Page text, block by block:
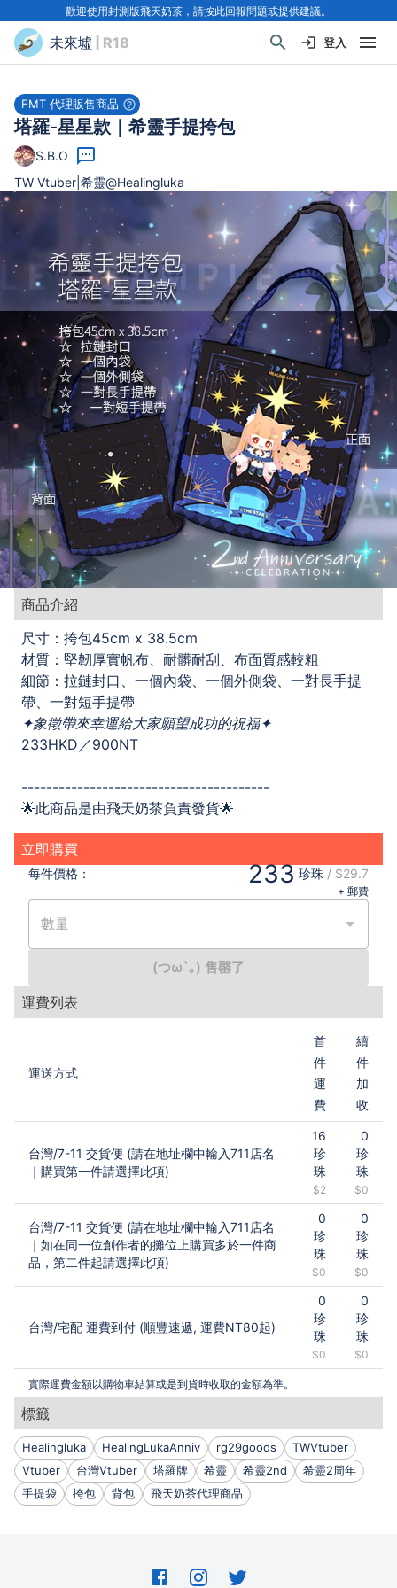
歡迎使用封測版飛天奶茶，請按此回報問題或提供建議。
未來墟 | R18 登入
FMT 代理販售商品
塔羅-星星款｜希靈手提挎包
S.B.O
TW Vtuber|希靈@Healingluka
商品介紹
尺寸：挎包45cm x 38.5cm
材質：堅韌厚實帆布、耐髒耐刮、布面質感較粗
細節：拉鏈封口、一個內袋、一個外側袋、一對長手提
帶、一對短手提帶
✦象徵帶來幸運給大家願望成功的祝福✦
233HKD／900NT
----------------------------------------
🌟此商品是由飛天奶茶負責發貨🌟
立即購買
每件價格： 233 珍珠 / $29.7
+ 郵費
數量
(つω`｡) 售罄了
運費列表
運送方式
首
件
運
費
續
件
加
收
台灣/7-11 交貨便 (請在地址欄中輸入711店名
｜購買第一件請選擇此項)
16
珍
珠
$2
0
珍
珠
$0
台灣/7-11 交貨便 (請在地址欄中輸入711店名
｜如在同一位創作者的攤位上購買多於一件商
品，第二件起請選擇此項)
0
珍
珠
$0
0
珍
珠
$0
台灣/宅配 運費到付 (順豐速遞, 運費NT80起)
0
珍
珠
$0
0
珍
珠
$0
實際運費金額以購物車結算或是到貨時收取的金額為準。
標籤
Healingluka HealingLukaAnniv rg29goods
TWVtuber
Vtuber
台灣Vtuber 塔羅牌 希靈 希靈2nd
希靈2周年
手提袋
挎包 背包 飛天奶茶代理商品